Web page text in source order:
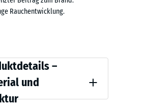
lässt sich ausschließlich
Rauchentwicklung.
–
und